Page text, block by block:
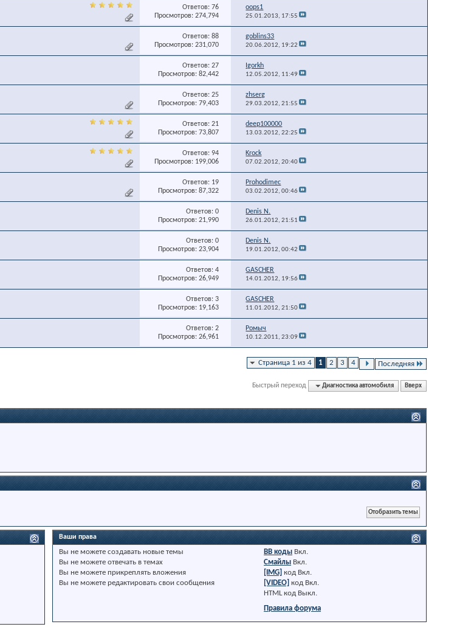
Ответов: 76
Просмотров: 274,794
oops1
25.01.2013, 17:55
Ответов: 88
Просмотров: 231,070
goblins33
20.06.2012, 19:22
Ответов: 27
Просмотров: 82,442
Igorkh
12.05.2012, 11:49
Ответов: 25
Просмотров: 79,403
zhserg
29.03.2012,21:55
Ответов: 21
Просмотров: 73,807
deep100000
13.03.2012,22:25
Ответов: 94
Просмотров: 199,006
Krock
07.02.2012,20:40
Ответов: 19
Просмотров: 87,322
Prohodimec
03.02.2012,00:46
Ответов: 0
Просмотров: 21,990
Denis N.
26.01.2012,21:51
Ответов: 0
Просмотров: 23,904
Denis N.
19.01.2012,00:42
Ответов: 4
Просмотров: 26,949
GASCHER
14.01.2012, 19:56
Ответов: 3
Просмотров: 19,163
GASCHER
11.01.2012,21:50
Ответов: 2
Просмотров: 26,961
Ромыч
10.12.2011,23:09
Страница 1 из 4 1 2 3 4 Последняя
Быстрый переход Диагностика автомобиля Вверх
Ваши права
Вы не можете создавать новые темы
Вы не можете отвечать в темах
Вы не можете прикреплять вложения
Вы не можете редактировать свои сообщения
BB коды Вкл.
Смайлы Вкл.
[IMG] код Вкл.
[VIDEO] код Вкл.
HTML код Выкл.
Правила форума